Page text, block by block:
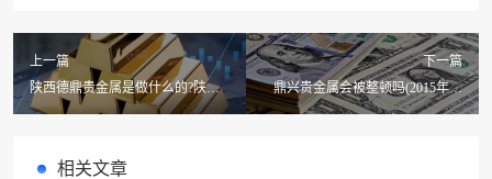
上一篇
陕西德鼎贵金属是做什么的?陕西
的金属矿
下一篇
鼎兴贵金属会被整顿吗(2015年贵
金属整顿,主要查什么)
相关文章